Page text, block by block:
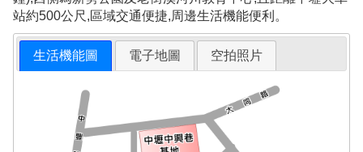
站約500公尺,區域交通便捷,周邊生活機能便利。
生活機能圖 電子地圖 空拍照片